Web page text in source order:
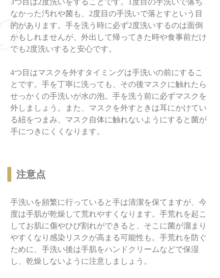
なかった汚れや菌も、2度目の手洗いで落とすという目
的があります。手を洗う時に必ず2度洗いするのは面倒
かもしれませんが、外出して帰ってきた時や食事前だけ
でも2度洗いすると安心です。
4つ目はマスクを外すタイミングは手洗いの前にするこ
とです。手を丁寧に洗っても、その後マスクに触れたら
せっかくの手洗いが水の泡。手を洗う前に必ずマスクを
外しましょう。また、マスクを外すときは耳にかけてい
る紐をつまみ、マスク自体に触れないようにすると菌が
手につきにくくなります。
注意点
手洗いを頻繁に行っていると手は清潔を保てますが、今
度は手肌が乾燥して荒れやすくなります。手荒れを起こ
してお肌に傷やひび割れができると、そこに菌が溜まり
やすくなり感染リスクが高まる可能性も。手荒れを防ぐ
ために、手洗い後は手肌をハンドクリームなどで保湿
し、乾燥しないように注意しましょう。